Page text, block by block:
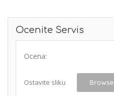
Ocenite Servis
Ocena:
Ostavite sliku Browse